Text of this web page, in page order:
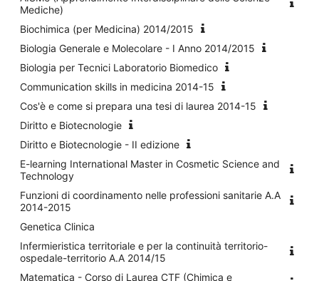
Mediche)
Biochimica (per Medicina) 2014/2015
Biologia Generale e Molecolare - I Anno 2014/2015
Biologia per Tecnici Laboratorio Biomedico
Communication skills in medicina 2014-15
Cos'è e come si prepara una tesi di laurea 2014-15
Diritto e Biotecnologie
Diritto e Biotecnologie - II edizione
E-learning International Master in Cosmetic Science and
Technology
Funzioni di coordinamento nelle professioni sanitarie A.A
2014-2015
Genetica Clinica
Infermieristica territoriale e per la continuità territorio-
ospedale-territorio A.A 2014/15
Matematica - Corso di Laurea CTF (Chimica e